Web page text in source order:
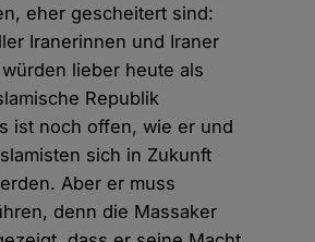
eher gescheitert sind:
Iranerinnen und Iraner
lieber heute als
Republik
ist noch offen, wie er und
sich in Zukunft
Aber er muss
denn die Massaker